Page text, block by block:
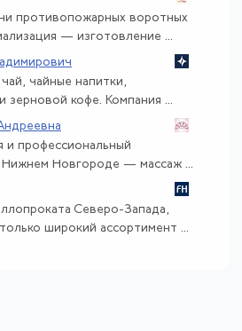
противопожарных воротных
— изготовление ...
чайные напитки,
зерновой кофе. Компания ...
и профессиональный
Нижнем Новгороде — массаж ...
Северо-Запада,
широкий ассортимент ...